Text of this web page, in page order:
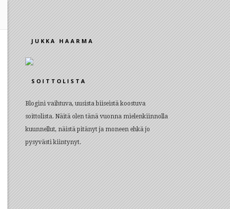
JUKKA HAARMA
SOITTOLISTA
Blogini vaihtuva, uusista biiseistä koostuva
soittolista. Näitä olen tänä vuonna mielenkiinnolla
kuunnellut, näistä pitänyt ja moneen ehkä jo
pysyvästi kiintynyt.